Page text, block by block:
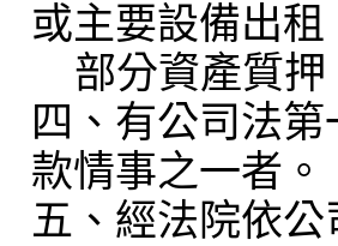
或主要設備出
四、有公司法
款情事之一者。
五、經法院依